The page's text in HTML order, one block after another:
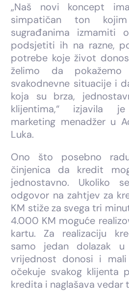
„Naš novi koncept
simpatičan ton
sugrađanima izmamiti
podsjetiti ih na razne,
potrebe koje život
želimo da pokažemo
svakodnevne situacije i
koja su brza,
klijentima,“ izjavila
marketing menadžer u
Luka.
Ono što posebno
činjenica da kredit
jednostavno. Ukoliko
odgovor na zahtjev za
KM stiže za svega tri
4.000 KM moguće
kartu. Za realizaciju
samo jedan dolazak u
vrijednost donosi i
očekuje svakog klijenta
kredita i naglašava vedar